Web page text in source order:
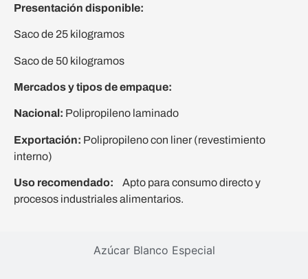
Azúcar Blanco Especial
Presentación disponible:
Saco de 25 kilogramos
Saco de 50 kilogramos
Mercados y tipos de empaque:
Nacional: Polipropileno laminado
Exportación: Polipropileno con liner (revestimiento
interno)
Uso recomendado:
Apto para consumo directo y
procesos industriales alimentarios.